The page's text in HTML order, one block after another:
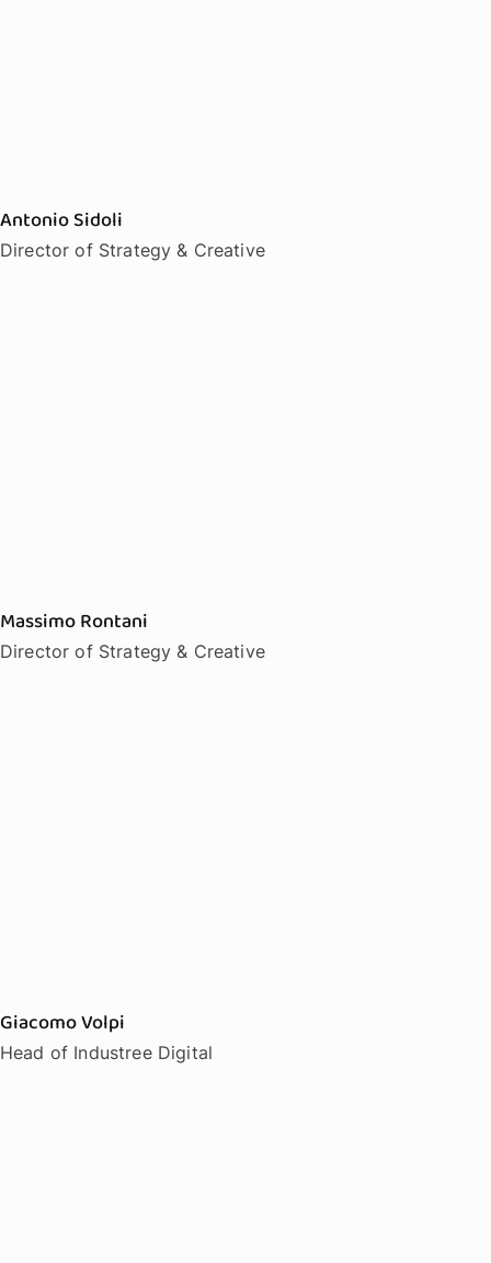
Antonio Sidoli
Director of Strategy & Creative
Massimo Rontani
Director of Strategy & Creative
Giacomo Volpi
Head of Industree Digital